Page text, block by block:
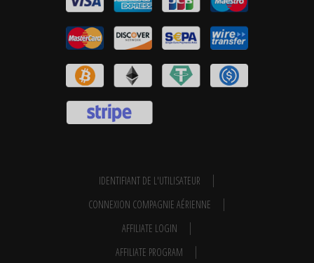
IDENTIFIANT DE L'UTILISATEUR
CONNEXION COMPAGNIE AÉRIENNE
AFFILIATE LOGIN
AFFILIATE PROGRAM